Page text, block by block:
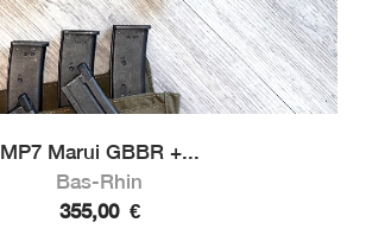
MP7 Marui GBBR +...
Bas-Rhin
355,00 €